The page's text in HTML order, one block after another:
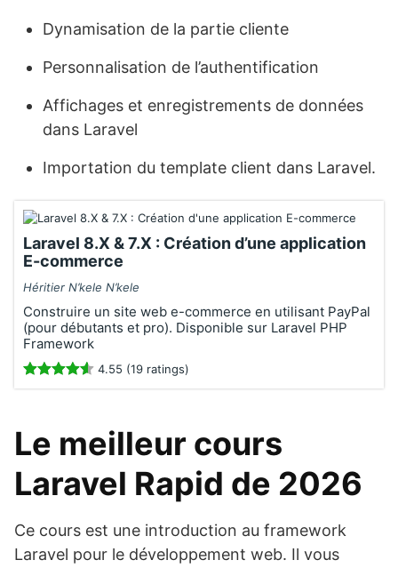
Dynamisation de la partie cliente
Personnalisation de l’authentification
Affichages et enregistrements de données
dans Laravel
Importation du template client dans Laravel.
Laravel 8.X & 7.X : Création d’une application
E-commerce
Héritier N’kele N’kele
Construire un site web e-commerce en utilisant PayPal
(pour débutants et pro). Disponible sur Laravel PHP
Framework
4.55 (19 ratings)
Le meilleur cours
Laravel Rapid de 2026
Ce cours est une introduction au framework
Laravel pour le développement web. Il vous